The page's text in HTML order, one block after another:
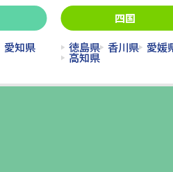
愛知県
四国
徳島県 香川県 愛媛
高知県